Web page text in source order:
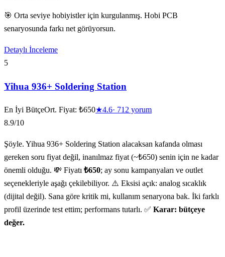
🎯 Orta seviye hobiyistler için kurgulanmış. Hobi PCB
senaryosunda farkı net görüyorsun.
Detaylı İnceleme
5
Yihua 936+ Soldering Station
En İyi BütçeOrt. Fiyat: ₺650★4.6· 712 yorum
8.9/10
Şöyle. Yihua 936+ Soldering Station alacaksan kafanda olması
gereken soru fiyat değil, inanılmaz fiyat (~₺650) senin için ne kadar
önemli olduğu. 💸 Fiyatı ₺650; ay sonu kampanyaları ve outlet
seçenekleriyle aşağı çekilebiliyor. ⚠️ Eksisi açık: analog sıcaklık
(dijital değil). Sana göre kritik mi, kullanım senaryona bak. İki farklı
profil üzerinde test ettim; performans tutarlı. ✅ Karar: bütçeye
değer.